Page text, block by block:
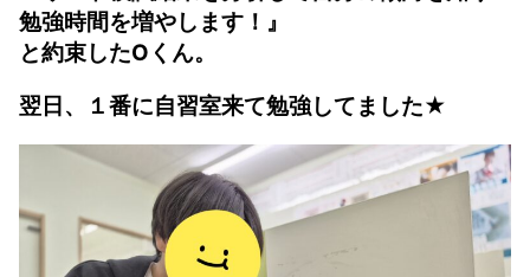
勉強時間を増やします！』
と約束したOくん。
翌日、１番に自習室来て勉強してました★